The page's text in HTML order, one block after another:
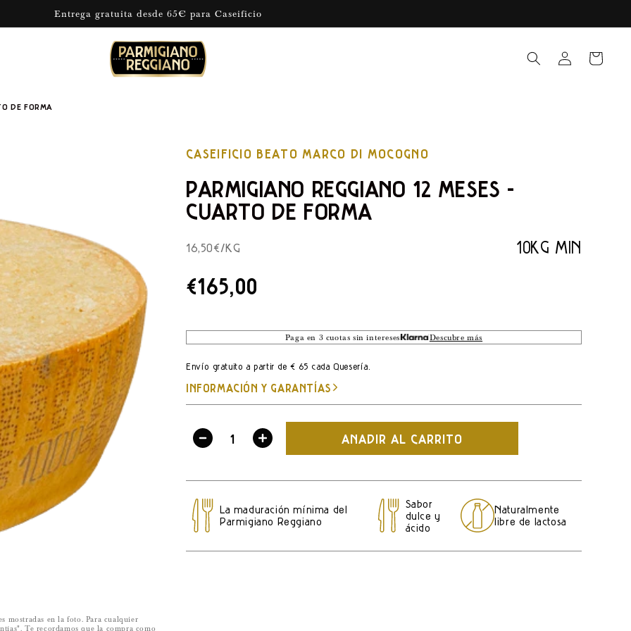
Entrega gratuita desde 65€ para Caseificio
Iniciar sesión
CARRITO
DE FORMA
mostradas en la foto. Para cualquier
Te recordamos que la compra como
CASEIFICIO BEATO MARCO DI MOCOGNO
PARMIGIANO REGGIANO 12 MESES -
CUARTO DE FORMA
16,50€/KG 10KG MIN
PRECIO
LISTA
€165,00
Paga en 3 cuotas sin intereses Descubre más
Envío gratuito a partir de € 65 cada Quesería.
INFORMACIÓN Y GARANTÍAS
Disminuir
por
Parmigiano
Reggiano
Aumentar
por
Parmigiano
Reggiano
AÑADIR AL CARRITO
La maduración mínima del
Parmigiano Reggiano
Sabor
dulce y
ácido
Naturalmente
libre de lactosa